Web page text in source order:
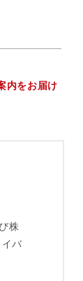
内をお届け